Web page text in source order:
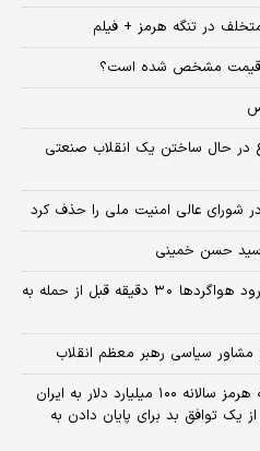
در تنگه هرمز + فیلم
قیمت مشخص شده است؟
در حال ساختن یک انقلاب صنعتی
شورای عالی امنیت ملی را حذف کرد
سید حسن خمینی
رئیس سازمان هواپیمایی: گزارش ورود هواگردها ٣٠ دقیقه قبل از حمله به
مشاور سیاسی رهبر معظم انقلاب
توافق پیشنهادی برای بازگشایی تنگه هرمز سالانه ۱۰۰ میلیارد دلار به ایران
یک توافق بد برای پایان دادن به